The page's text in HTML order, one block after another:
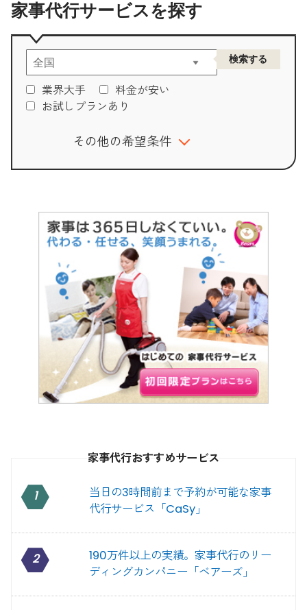
家事代行サービスを探す
業界大手
料金が安い
お試しプランあり
その他の希望条件
家事代行おすすめサービス
1
当日の3時間前まで予約が可能な家事
代行サービス「CaSy」
2
190万件以上の実績。家事代行のリー
ディングカンパニー「ベアーズ」